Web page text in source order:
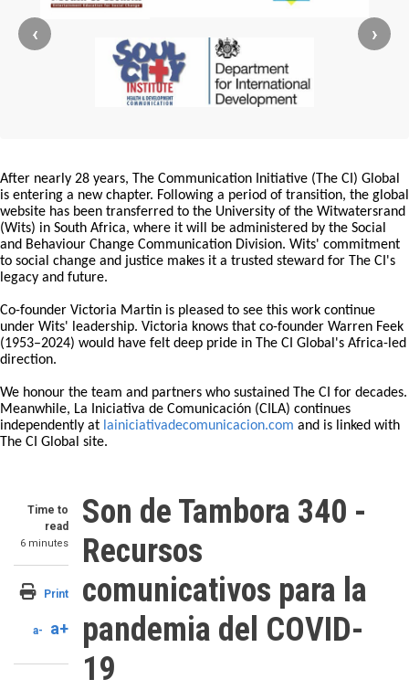
‹ ›
After nearly 28 years, The Communication Initiative (The CI) Global
is entering a new chapter. Following a period of transition, the global
website has been transferred to the University of the Witwatersrand
(Wits) in South Africa, where it will be administered by the Social
and Behaviour Change Communication Division. Wits' commitment
to social change and justice makes it a trusted steward for The CI's
legacy and future.
Co-founder Victoria Martin is pleased to see this work continue
under Wits' leadership. Victoria knows that co-founder Warren Feek
(1953–2024) would have felt deep pride in The CI Global's Africa-led
direction.
We honour the team and partners who sustained The CI for decades.
Meanwhile, La Iniciativa de Comunicación (CILA) continues
independently at lainiciativadecomunicacion.com and is linked with
The CI Global site.
Time to
read
6 minutes
Print
a- a+
Son de Tambora 340 -
Recursos
comunicativos para la
pandemia del COVID-
19